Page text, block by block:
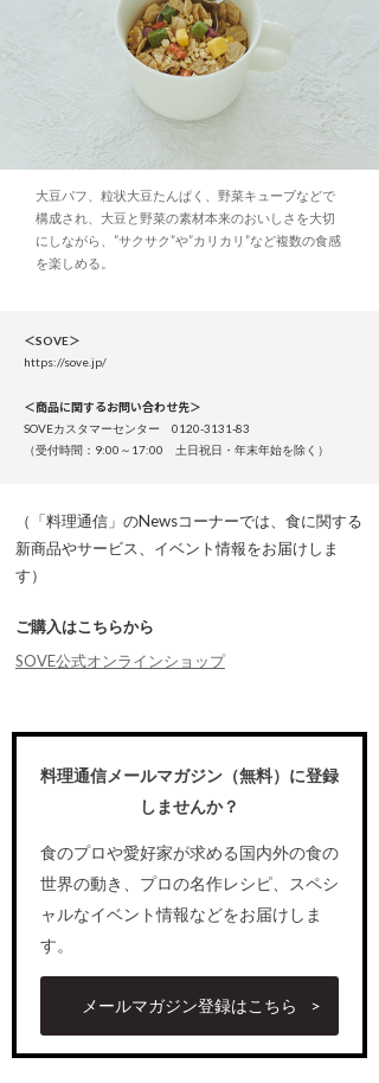
大豆パフ、粒状大豆たんぱく、野菜キューブなどで
構成され、大豆と野菜の素材本来のおいしさを大切
にしながら、”サクサク”や”カリカリ”など複数の食感
を楽しめる。
＜SOVE＞
https://sove.jp/
＜商品に関するお問い合わせ先＞
SOVEカスタマーセンター 0120-3131-83
（受付時間：9:00～17:00 土日祝日・年末年始を除く）
（「料理通信」のNewsコーナーでは、食に関する
新商品やサービス、イベント情報をお届けしま
す）
ご購入はこちらから
SOVE公式オンラインショップ
料理通信メールマガジン（無料）に登録
しませんか？
食のプロや愛好家が求める国内外の食の
世界の動き、プロの名作レシピ、スペシ
ャルなイベント情報などをお届けしま
す。
メールマガジン登録はこちら